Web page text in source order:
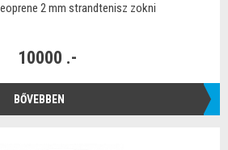
2 mm strandtenisz zokni
10000 .-
BŐVEBBEN